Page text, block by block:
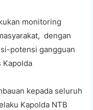
monitoring
dengan
potensi gangguan
Kapolda
kepada seluruh
Kapolda NTB